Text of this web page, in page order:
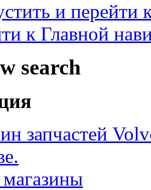
и перейти
к Главной
search
запчастей